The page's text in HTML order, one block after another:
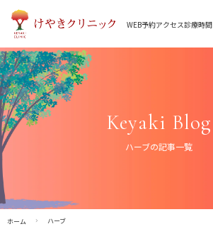
Skip
content
WEB予約アクセス診療時間
Keyaki Blog
ハーブの記事一覧
ホーム ハーブ